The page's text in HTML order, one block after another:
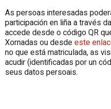
As persoas interesadas
participación en liña a través
accede desde o código QR
Xornadas ou desdeeste
no que está matriculada, as
acudir (identificadas por un
seus datos persoais.